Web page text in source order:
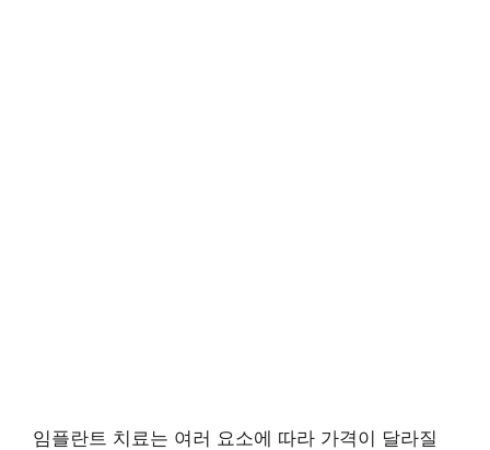
임플란트 치료는 여러 요소에 따라 가격이 달라질